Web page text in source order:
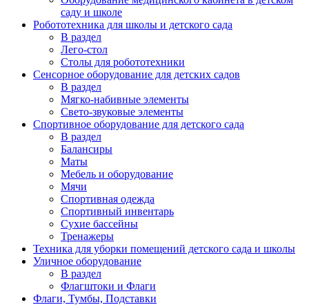
саду и школе
Робототехника для школы и детского сада
В раздел
Лего-стол
Столы для робототехники
Сенсорное оборудование для детских садов
В раздел
Мягко-набивные элементы
Свето-звуковые элементы
Спортивное оборудование для детского сада
В раздел
Балансиры
Маты
Мебель и оборудование
Мячи
Спортивная одежда
Спортивный инвентарь
Сухие бассейны
Тренажеры
Техника для уборки помещений детского сада и школы
Уличное оборудование
В раздел
Флагштоки и Флаги
Флаги, Тумбы, Подставки